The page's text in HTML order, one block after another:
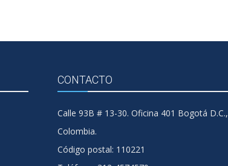
CONTACTO
Calle 93B # 13-30. Oficina 401 Bogotá D.C.,
Colombia.
Código postal: 110221